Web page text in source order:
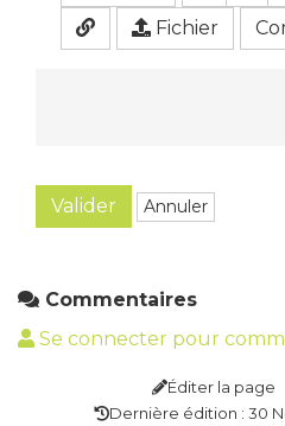
Fichier
Valider Annuler
Commentaires
Se connecter pour
Éditer la page
Dernière édition : 30